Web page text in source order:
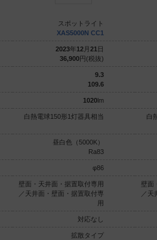
スポットライト
XAS5000N CC1
2023年12月 21 日
36,900円(税抜)
9.3
109.6
1020lm
白熱電球150形1灯器具相当
昼白色（5000K）
Ra83
φ86
壁面・天井面・据置取付専用
／天井面・壁面・据置取付専
用
対応なし
拡散タイプ
白
壁面
／天